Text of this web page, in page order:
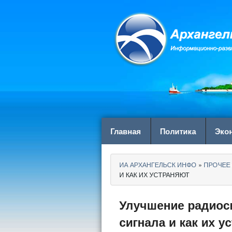
Главная Политика
ИА АРХАНГЕЛЬСК ИНФО » ПРОЧЕЕ
И КАК ИХ УСТРАНЯЮТ
Улучшение
сигнала и как их